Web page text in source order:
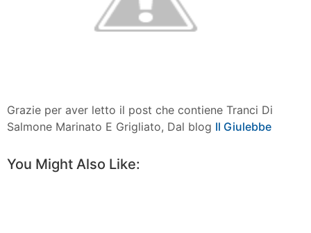
Grazie per aver letto il post che contiene Tranci Di
Salmone Marinato E Grigliato, Dal blog Il Giulebbe
You Might Also Like: